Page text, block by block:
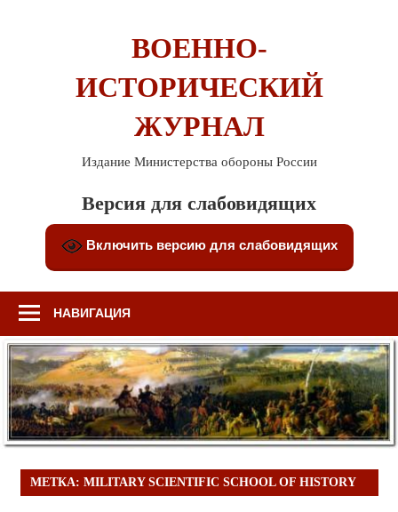
ВОЕННО-
ИСТОРИЧЕСКИЙ
ЖУРНАЛ
Издание Министерства обороны России
Версия для слабовидящих
Включить версию для слабовидящих
НАВИГАЦИЯ
МЕТКА: MILITARY SCIENTIFIC SCHOOL OF HISTORY